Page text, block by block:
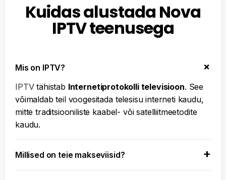
Kuidas alustada Nova
IPTV teenusega
Mis on IPTV?
IPTVtähistab Internetiprotokolli televisioon. See
võimaldab teil voogesitada telesisu interneti kaudu,
mitte traditsiooniliste kaabel- või satelliitmeetodite
kaudu.
Millised on teie makseviisid?